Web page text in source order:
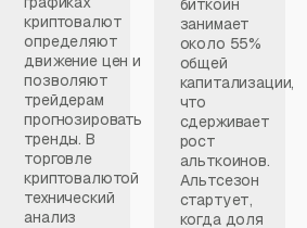
криптовалют
определяют
движение цен и
позволяют
трейдерам
прогнозировать
тренды. В
торговле
криптовалютой
технический
анализ
биткоин
занимает
около 55%
общей
капитализации,
что
сдерживает
рост
альткоинов.
Альтсезон
стартует,
когда доля